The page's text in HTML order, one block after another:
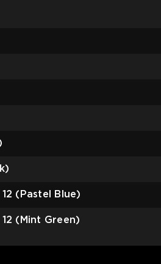
(Pastel Blue)
(Mint Green)